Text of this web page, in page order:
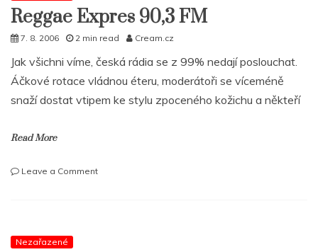
pokračuje
Reggae Expres 90,3 FM
7. 8. 2006 2 min read Cream.cz
Jak všichni víme, česká rádia se z 99% nedají poslouchat.
Áčkové rotace vládnou éteru, moderátoři se víceméně
snaží dostat vtipem ke stylu zpoceného kožichu a někteří
Read More
Leave a Commenton
Nezařazené